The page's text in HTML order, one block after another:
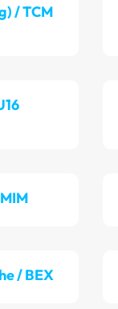
/ TCM
/ BEX